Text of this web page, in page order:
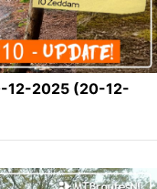
12-2025 (20-12-